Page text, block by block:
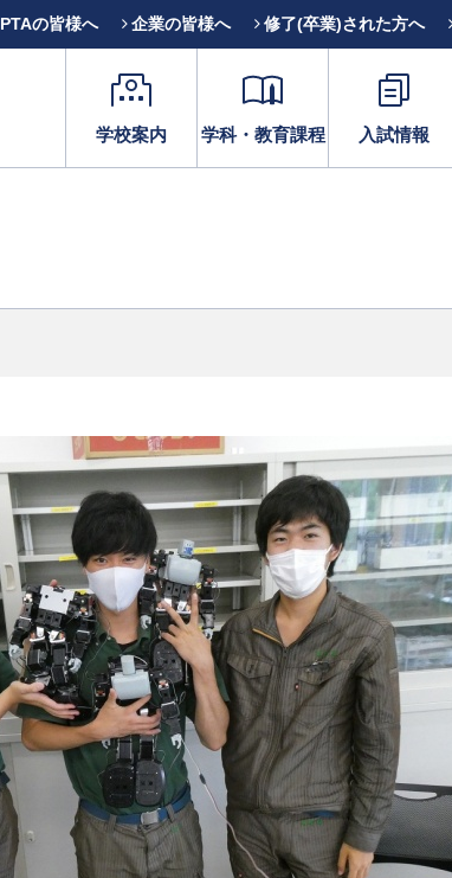
PTAの皆様へ 企業の皆様へ 修了(卒業)された方へ
学校案内 学科・教育課程 入試情報